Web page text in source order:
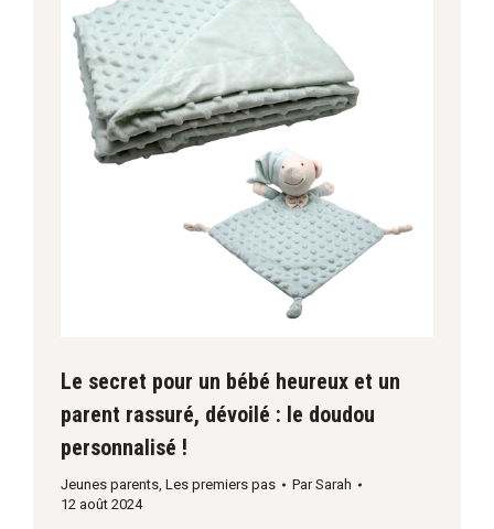
Le secret pour un bébé heureux et un
parent rassuré, dévoilé : le doudou
personnalisé !
Jeunes parents, Les premiers pas ParSarah
12 août 2024